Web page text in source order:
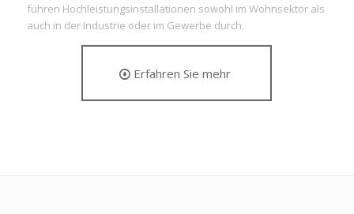
führen Hochleistungsinstallationen sowohl im Wohnsektor als
auch in der Industrie oder im Gewerbe durch.
Erfahren Sie mehr